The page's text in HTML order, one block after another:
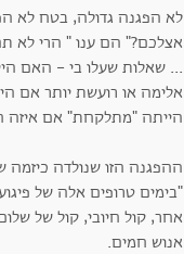
לא הפגנה גדולה, בטח לא
אצלכם?" הם ענו " הרי לא
... שאלות שעלו בי - האם
אלימה או רועשת יותר אם
הייתה "מתלקחת" אם איזה
ההפגנה הזו שנולדה כיזמה
"בימים טרופים אלה של
אחר, קול חיובי, קול של
אנוש חמים.